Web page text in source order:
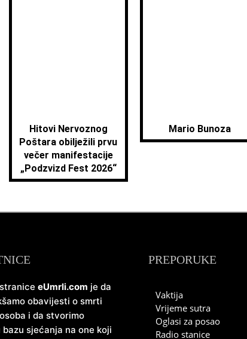
Hitovi Nervoznog
Poštara obilježili prvu
večer manifestacije
„Podzvizd Fest 2026“
Mario Bunoza
eUmrli.com je da
obavijesti o smrti
i da stvorimo
sjećanja na one koji
PREPORUKE
Vaktija
Vrijeme sutra
Oglasi za posao
Radio stanice